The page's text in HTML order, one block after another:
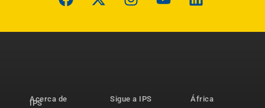
Acerca de
IPS
Sigue a IPS
África